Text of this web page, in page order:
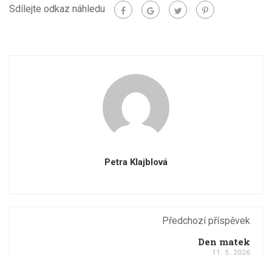
Sdílejte odkaz náhledu
Petra Klajblová
Předchozí příspěvek
Den matek
11. 5. 2026